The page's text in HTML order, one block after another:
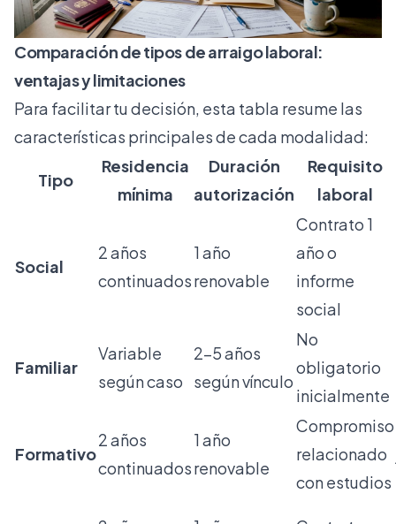
Comparación de tipos de arraigo laboral:
ventajas y limitaciones
Para facilitar tu decisión, esta tabla resume las
características principales de cada modalidad:
Tipo
Residencia
mínima
Duración
autorización
Requisito
laboral
Social
2 años
continuados
1 año
renovable
Contrato 1
año o
informe
social
Familiar
Variable
según caso
2-5 años
según vínculo
No
obligatorio
inicialmente
Formativo
2 años
continuados
1 año
renovable
Compromiso
relacionado
con estudios